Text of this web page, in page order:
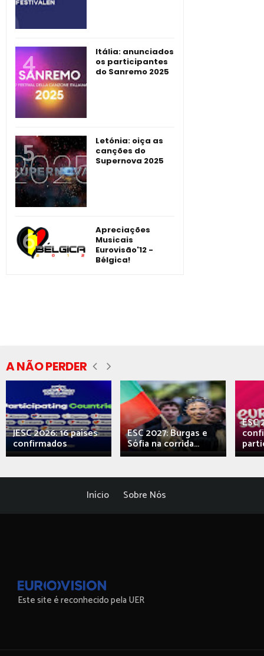
Itália: anunciados
os participantes
do Sanremo 2025
Letónia: oiça as
canções do
Supernova 2025
Apreciações
Musicais
Eurovisão'12 -
Bélgica!
A NÃO PERDER
JESC 2026: 16 países
confirmados
ESC 2027: Burgas e
Sófia na corrida...
ESC
Início Sobre Nós
Este site é reconhecido pela UER